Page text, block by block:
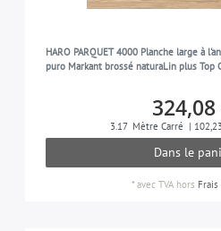
HARO PARQUET 4000 Planche large à
puro Markant brossé naturaLin plus Top
3.17 Mètre Carré |
Dans le
*avec TVAhors